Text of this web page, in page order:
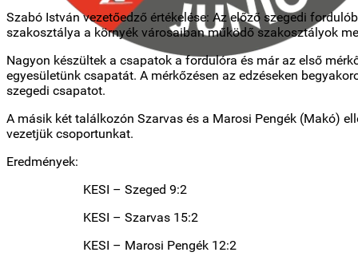
Szabó István vezetőedző értékelése: Az előző szegedi
szakosztálya a környék városaiban működő szakosztályok
Nagyon készültek a csapatok a fordulóra és már az első
egyesületünk csapatát. A mérkőzésen az edzéseken
szegedi csapatot.
A másik két találkozón Szarvas és a Marosi Pengék (Makó)
vezetjük csoportunkat.
Eredmények:
KESI – Szeged 9:2
KESI – Szarvas 15:2
KESI – Marosi Pengék 12:2